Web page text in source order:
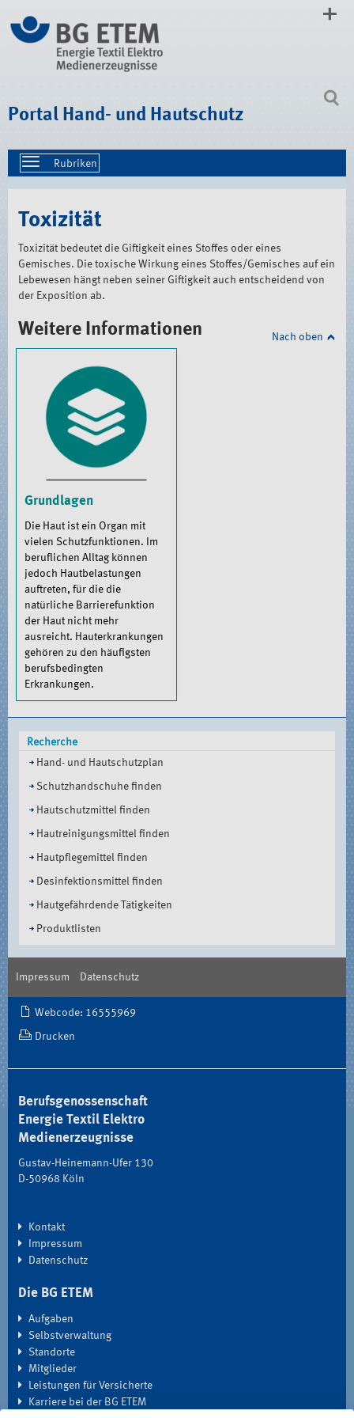
zum
Inhalt
Portal Hand- und Hautschutz
Toggle
navigation
Toxizität
Toxizität bedeutet die Giftigkeit eines Stoffes oder eines
Gemisches. Die toxische Wirkung eines Stoffes/Gemisches auf ein
Lebewesen hängt neben seiner Giftigkeit auch entscheidend von
der Exposition ab.
Nach oben
Weitere Informationen
Grundlagen
Die Haut ist ein Organ mit
vielen Schutzfunktionen. Im
beruflichen Alltag können
jedoch Hautbelastungen
auftreten, für die die
natürliche Barrierefunktion
der Haut nicht mehr
ausreicht. Hauterkrankungen
gehören zu den häufigsten
berufsbedingten
Erkrankungen.
Recherche
Hand- und Hautschutzplan
Schutzhandschuhe finden
Hautschutzmittel finden
Hautreinigungsmittel finden
Hautpflegemittel finden
Desinfektionsmittel finden
Hautgefährdende Tätigkeiten
Produktlisten
Impressum Datenschutz
DocumentWebcode: 16555969
Drucken
Berufsgenossenschaft
Energie Textil Elektro
Medienerzeugnisse
Gustav-Heinemann-Ufer 130
D-50968 Köln
Kontakt
Impressum
Datenschutz
Die BG ETEM
Aufgaben
Selbstverwaltung
Standorte
Mitglieder
Leistungen für Versicherte
Karriere bei der BG ETEM